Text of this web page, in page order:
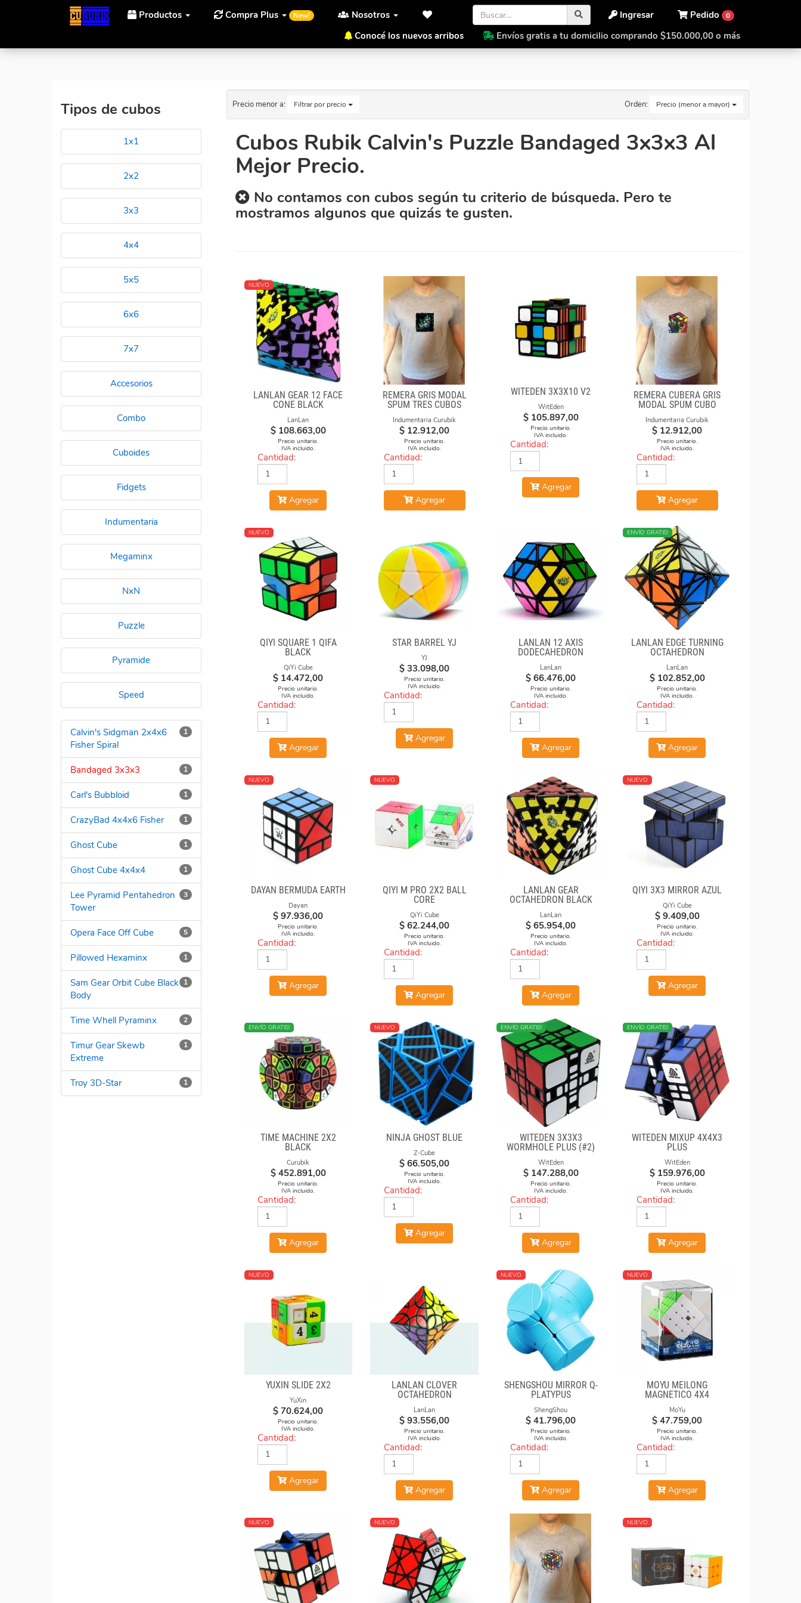
Productos Compra Plus New! Nosotros Pedido 0
Ingresar
Conocé los nuevos arribos
Envíos gratis a tu domicilio comprando $150.000,00 o más
Tipos de cubos
1x1
2x2
3x3
4x4
5x5
6x6
7x7
Accesorios
Combo
Cuboides
Fidgets
Indumentaria
Megaminx
NxN
Puzzle
Pyramide
Speed
1
Calvin's Sidgman 2x4x6
Fisher Spiral
1
Bandaged 3x3x3
1
Carl's Bubbloid
1
CrazyBad 4x4x6 Fisher
1
Ghost Cube
1
Ghost Cube 4x4x4
3
Lee Pyramid Pentahedron
Tower
5
Opera Face Off Cube
1
Pillowed Hexaminx
1
Sam Gear Orbit Cube Black
Body
2
Time Whell Pyraminx
1
Timur Gear Skewb
Extreme
1
Troy 3D-Star
Precio menor a: Filtrar por precio Orden: Precio (menor a mayor)
Cubos Rubik Calvin's Puzzle Bandaged 3x3x3 Al
Mejor Precio.
No contamos con cubos según tu criterio de búsqueda. Pero te
mostramos algunos que quizás te gusten.
NUEVO
LANLAN GEAR 12 FACE
CONE BLACK
LanLan
$ 108.663,00
Precio unitario.
IVA incluido.
Cantidad:
Agregar
REMERA GRIS MODAL
SPUM TRES CUBOS
Indumentaria Curubik
$ 12.912,00
Precio unitario.
IVA incluido.
Cantidad:
Agregar
WITEDEN 3X3X10 V2
WitEden
$ 105.897,00
Precio unitario.
IVA incluido.
Cantidad:
Agregar
REMERA CUBERA GRIS
MODAL SPUM CUBO
Indumentaria Curubik
$ 12.912,00
Precio unitario.
IVA incluido.
Cantidad:
Agregar
NUEVO
QIYI SQUARE 1 QIFA
BLACK
QiYi Cube
$ 14.472,00
Precio unitario.
IVA incluido.
Cantidad:
Agregar
STAR BARREL YJ
YJ
$ 33.098,00
Precio unitario.
IVA incluido.
Cantidad:
Agregar
LANLAN 12 AXIS
DODECAHEDRON
DIAMOND CUBE
LanLan
$ 66.476,00
Precio unitario.
IVA incluido.
Cantidad:
Agregar
NUEVO
ENVÍO GRATIS!
LANLAN EDGE TURNING
OCTAHEDRON
LanLan
$ 102.852,00
Precio unitario.
IVA incluido.
Cantidad:
Agregar
NUEVO
DAYAN BERMUDA EARTH
Dayan
$ 97.936,00
Precio unitario.
IVA incluido.
Cantidad:
Agregar
NUEVO
QIYI M PRO 2X2 BALL
CORE
QiYi Cube
$ 62.244,00
Precio unitario.
IVA incluido.
Cantidad:
Agregar
LANLAN GEAR
OCTAHEDRON BLACK
LanLan
$ 65.954,00
Precio unitario.
IVA incluido.
Cantidad:
Agregar
NUEVO
QIYI 3X3 MIRROR AZUL
QiYi Cube
$ 9.409,00
Precio unitario.
IVA incluido.
Cantidad:
Agregar
NUEVO
ENVÍO GRATIS!
TIME MACHINE 2X2
BLACK
Curubik
$ 452.891,00
Precio unitario.
IVA incluido.
Cantidad:
Agregar
NUEVO
NINJA GHOST BLUE
Z-Cube
$ 66.505,00
Precio unitario.
IVA incluido.
Cantidad:
Agregar
ENVÍO GRATIS!
WITEDEN 3X3X3
WORMHOLE PLUS (#2)
WitEden
$ 147.288,00
Precio unitario.
IVA incluido.
Cantidad:
Agregar
NUEVO
ENVÍO GRATIS!
WITEDEN MIXUP 4X4X3
PLUS
WitEden
$ 159.976,00
Precio unitario.
IVA incluido.
Cantidad:
Agregar
NUEVO
YUXIN SLIDE 2X2
YuXin
$ 70.624,00
Precio unitario.
IVA incluido.
Cantidad:
Agregar
LANLAN CLOVER
OCTAHEDRON
LanLan
$ 93.556,00
Precio unitario.
IVA incluido.
Cantidad:
Agregar
NUEVO
SHENGSHOU MIRROR Q-
PLATYPUS
ShengShou
$ 41.796,00
Precio unitario.
IVA incluido.
Cantidad:
Agregar
NUEVO
MOYU MEILONG
MAGNETICO 4X4
MoYu
$ 47.759,00
Precio unitario.
IVA incluido.
Cantidad:
Agregar
NUEVO NUEVO NUEVO